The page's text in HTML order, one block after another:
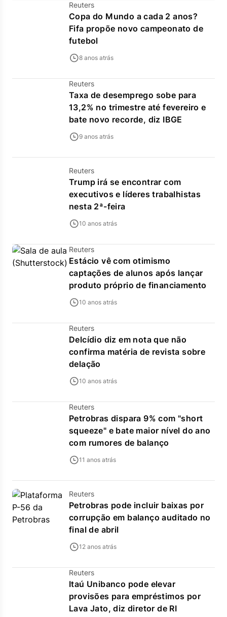
Reuters
Copa do Mundo a cada 2 anos?
Fifa propõe novo campeonato de
futebol
8 anos atrás
Reuters
Taxa de desemprego sobe para
13,2% no trimestre até fevereiro e
bate novo recorde, diz IBGE
9 anos atrás
Reuters
Trump irá se encontrar com
executivos e líderes trabalhistas
nesta 2ª-feira
10 anos atrás
Reuters
Estácio vê com otimismo
captações de alunos após lançar
produto próprio de financiamento
10 anos atrás
Reuters
Delcídio diz em nota que não
confirma matéria de revista sobre
delação
10 anos atrás
Reuters
Petrobras dispara 9% com "short
squeeze" e bate maior nível do ano
com rumores de balanço
11 anos atrás
Reuters
Petrobras pode incluir baixas por
corrupção em balanço auditado no
final de abril
12 anos atrás
Reuters
Itaú Unibanco pode elevar
provisões para empréstimos por
Lava Jato, diz diretor de RI